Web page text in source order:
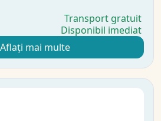
Transport gratuit
Disponibil imediat
mai multe